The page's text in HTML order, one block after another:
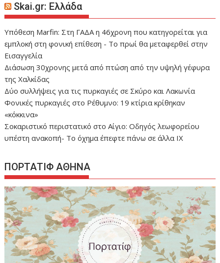
Skai.gr: Ελλάδα
Υπόθεση Marfin: Στη ΓΑΔΑ η 46χρονη που κατηγορείται για
εμπλοκή στη φονική επίθεση - Το πρωί θα μεταφερθεί στην
Εισαγγελία
Διάσωση 30χρονης μετά από πτώση από την υψηλή γέφυρα
της Χαλκίδας
Δύο συλλήψεις για τις πυρκαγιές σε Σκύρο και Λακωνία
Φονικές πυρκαγιές στο Ρέθυμνο: 19 κτίρια κρίθηκαν
«κόκκινα»
Σοκαριστικό περιστατικό στο Αίγιο: Οδηγός λεωφορείου
υπέστη ανακοπή- Tο όχημα έπεφτε πάνω σε άλλα ΙΧ
ΠΟΡΤΑΤΙΦ ΑΘΗΝΑ